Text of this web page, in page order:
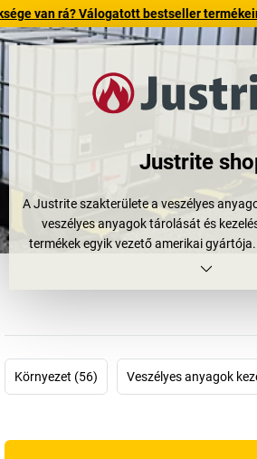
rá? Válogatott bestseller termékeinket
Justrite
A Justrite szakterülete a veszélyes
veszélyes anyagok tárolását és
termékek egyik vezető amerikai
éve tisztelik meg bizalmukkal az ügyfelek
szekrények, a felfogótálcák, a
hamutartók és társaik
Környezet (56) Veszélyes anyagok